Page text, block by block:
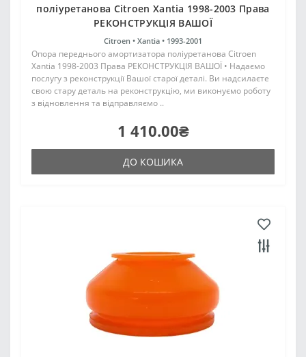
поліуретанова Citroen Xantia 1998-2003 Права
РЕКОНСТРУКЦІЯ ВАШОЇ
Citroen • Xantia • 1993-2001
Опора переднього амортизатора поліуретанова Citroen
Xantia 1998-2003 Права РЕКОНСТРУКЦІЯ ВАШОЇ • Надаємо
послугу з реконструкції Вашої старої деталі. Ви надсилаєте
свою стару деталь на реконструкцію, ми виконуємо роботу
з відновлення та відправляємо ..
1 410.00₴
ДО КОШИКА